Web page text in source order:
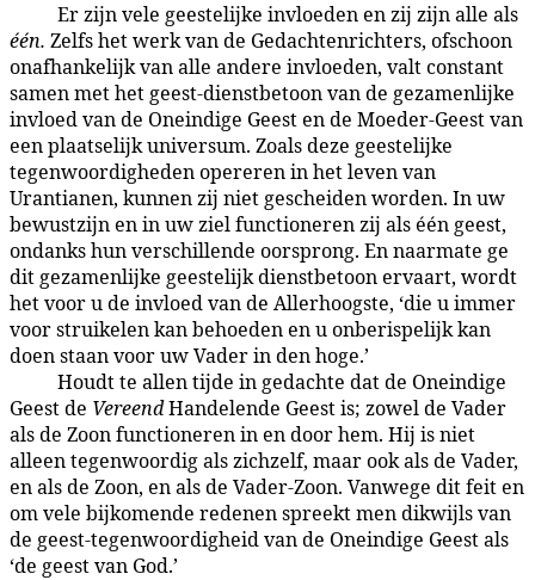
Er zijn vele geestelijke invloeden en zij zijn alle als
één. Zelfs het werk van de Gedachtenrichters, ofschoon
onafhankelijk van alle andere invloeden, valt constant
samen met het geest-dienstbetoon van de gezamenlijke
invloed van de Oneindige Geest en de Moeder-Geest van
een plaatselijk universum. Zoals deze geestelijke
tegenwoordigheden opereren in het leven van
Urantianen, kunnen zij niet gescheiden worden. In uw
bewustzijn en in uw ziel functioneren zij als één geest,
ondanks hun verschillende oorsprong. En naarmate ge
dit gezamenlijke geestelijk dienstbetoon ervaart, wordt
het voor u de invloed van de Allerhoogste, ‘die u immer
voor struikelen kan behoeden en u onberispelijk kan
doen staan voor uw Vader in den hoge.’
Houdt te allen tijde in gedachte dat de Oneindige
Geest de VereendHandelende Geest is; zowel de Vader
als de Zoon functioneren in en door hem. Hij is niet
alleen tegenwoordig als zichzelf, maar ook als de Vader,
en als de Zoon, en als de Vader-Zoon. Vanwege dit feit en
om vele bijkomende redenen spreekt men dikwijls van
de geest-tegenwoordigheid van de Oneindige Geest als
‘de geest van God.’